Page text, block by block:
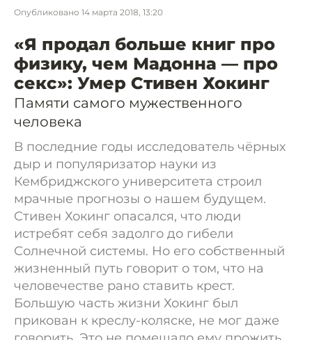
Опубликовано 14 марта 2018, 13:20
«Я продал больше книг про
физику, чем Мадонна — про
секс»: Умер Стивен Хокинг
Памяти самого мужественного
человека
В последние годы исследователь чёрных
дыр и популяризатор науки из
Кембриджского университета строил
мрачные прогнозы о нашем будущем.
Стивен Хокинг опасался, что люди
истребят себя задолго до гибели
Солнечной системы. Но его собственный
жизненный путь говорит о том, что на
человечестве рано ставить крест.
Большую часть жизни Хокинг был
прикован к креслу-коляске, не мог даже